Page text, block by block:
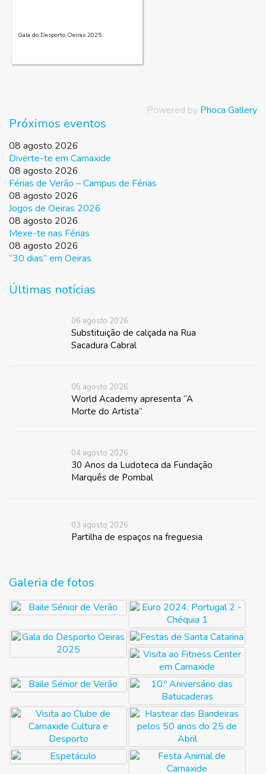
Gala do Desporto Oeiras 2025
Powered by Phoca Gallery
Próximos eventos
08 agosto 2026
Diverte-te em Carnaxide
08 agosto 2026
Férias de Verão – Campus de Férias
08 agosto 2026
Jogos de Oeiras 2026
08 agosto 2026
Mexe-te nas Férias
08 agosto 2026
“30 dias” em Oeiras
Últimas notícias
06 agosto 2026
Substituição de calçada na Rua
Sacadura Cabral
05 agosto 2026
World Academy apresenta “A
Morte do Artista”
04 agosto 2026
30 Anos da Ludoteca da Fundação
Marquês de Pombal
03 agosto 2026
Partilha de espaços na freguesia
Galeria de fotos